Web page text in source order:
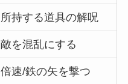
所持する道具の解呪
敵を混乱にする
倍速/鉄の矢を撃つ